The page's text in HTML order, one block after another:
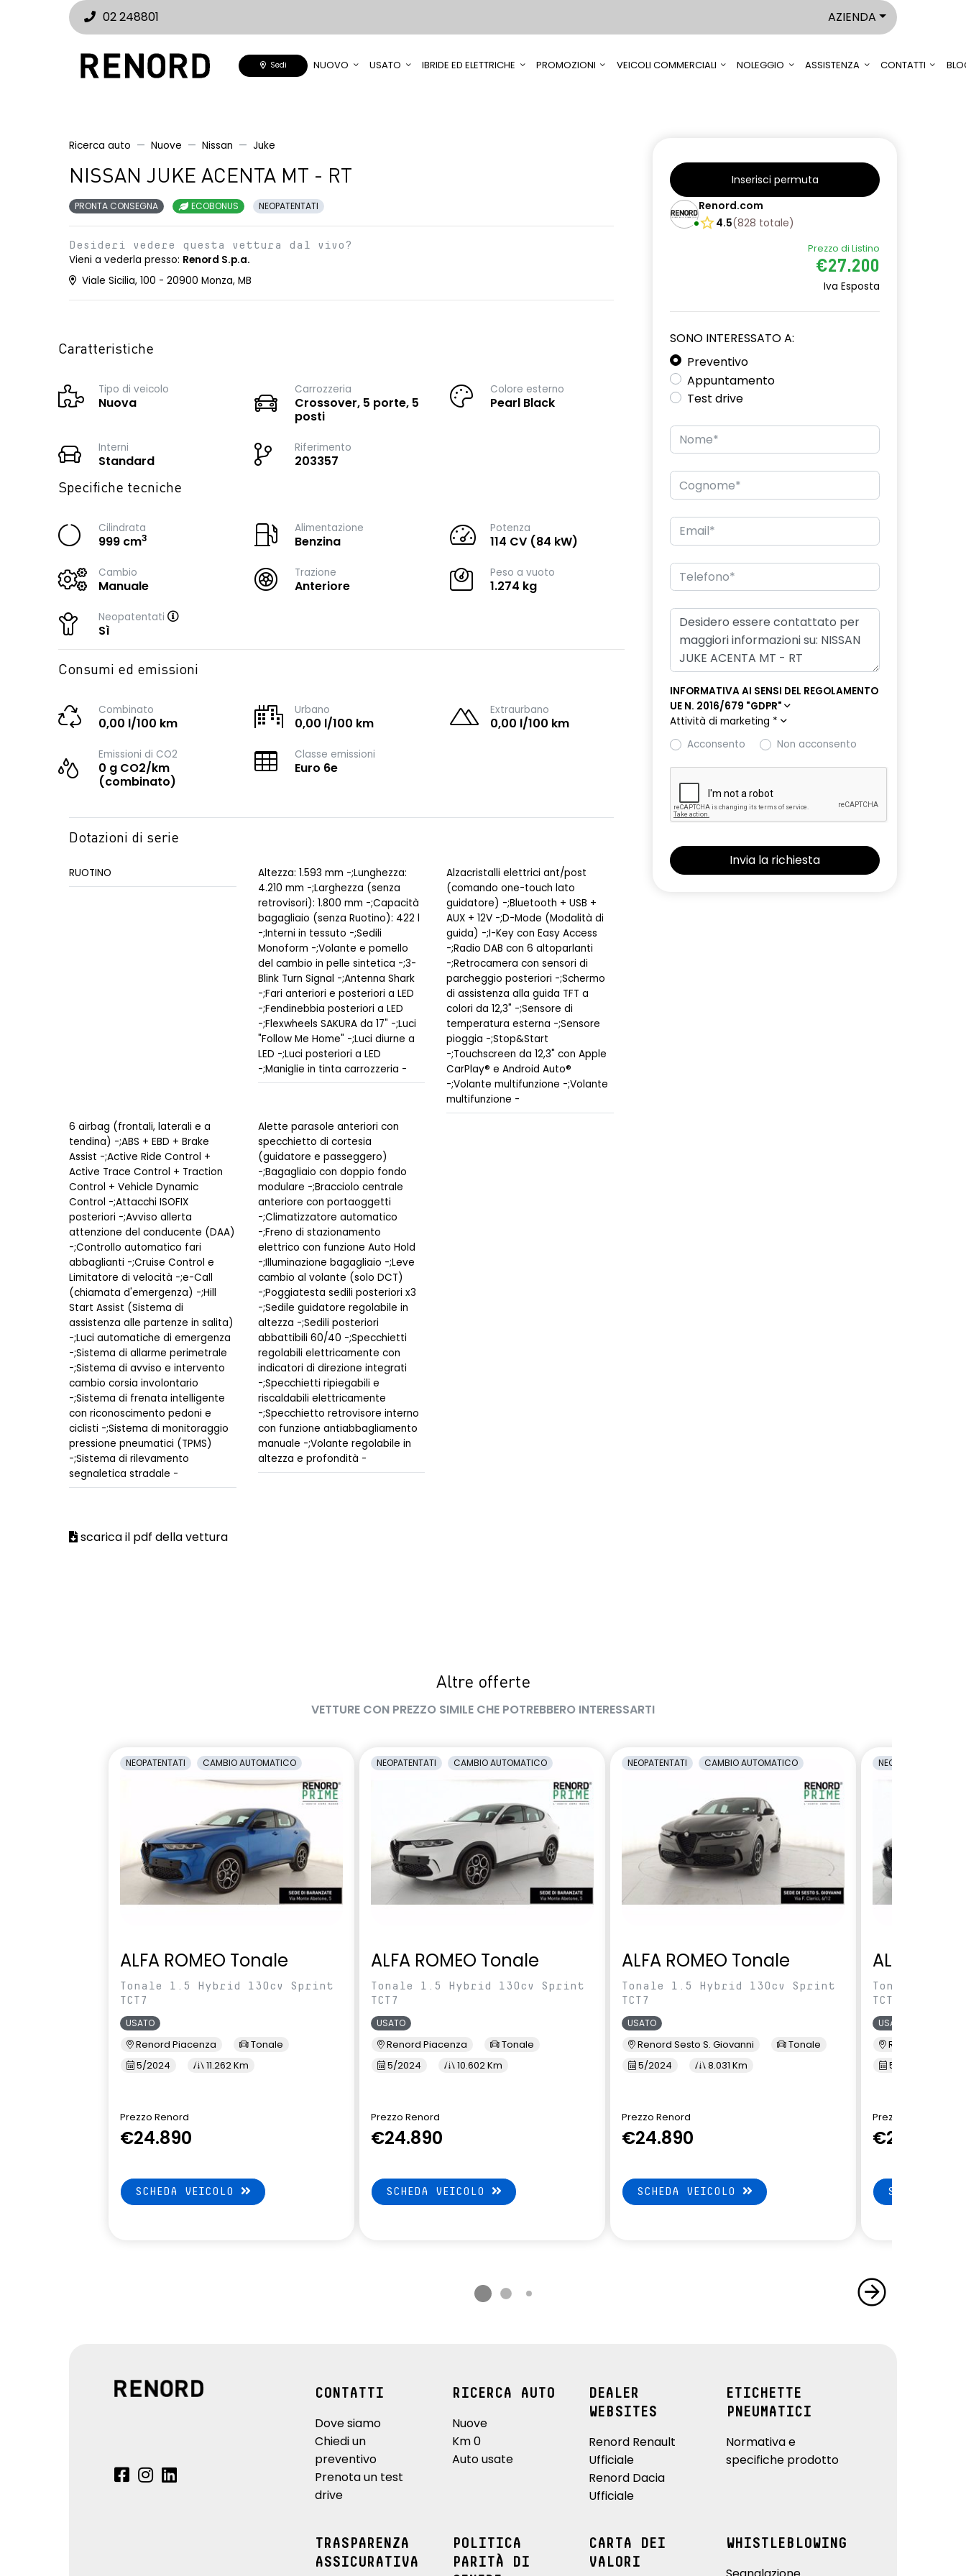
02 248801 AZIENDA
Sedi NUOVO USATO IBRIDE ED ELETTRICHE PROMOZIONI VEICOLI COMMERCIALI NOLEGGIO ASSISTENZA CONTATTI
Ricerca auto Nuove Nissan Juke
NISSAN JUKE ACENTA MT - RT
PRONTA CONSEGNA ECOBONUS NEOPATENTATI
Desideri vedere questa vettura dal vivo?
Vieni a vederla presso: Renord S.p.a.
Viale Sicilia, 100 - 20900 Monza, MB
Caratteristiche
Tipo di veicolo
Nuova
Carrozzeria
Crossover, 5 porte, 5
posti
Colore esterno
Pearl Black
Interni
Standard
Riferimento
203357
Specifiche tecniche
Cilindrata
999 cm3
Alimentazione
Benzina
Potenza
114 CV (84 kW)
Cambio
Manuale
Trazione
Anteriore
Peso a vuoto
1.274 kg
Neopatentati
Sì
Consumi ed emissioni
Combinato
0,00 l/100 km
Urbano
0,00 l/100 km
Extraurbano
0,00 l/100 km
Emissioni di CO2
0 g CO2/km
(combinato)
Classe emissioni
Euro 6e
Dotazioni di serie
RUOTINO
Altezza: 1.593 mm -;Lunghezza:
4.210 mm -;Larghezza (senza
retrovisori): 1.800 mm -;Capacità
bagagliaio (senza Ruotino): 422 l
-;Interni in tessuto -;Sedili
Monoform -;Volante e pomello
del cambio in pelle sintetica -;3-
Blink Turn Signal -;Antenna Shark
-;Fari anteriori e posteriori a LED
-;Fendinebbia posteriori a LED
-;Flexwheels SAKURA da 17" -;Luci
"Follow Me Home" -;Luci diurne a
LED -;Luci posteriori a LED
-;Maniglie in tinta carrozzeria -
Alzacristalli elettrici ant/post
(comando one-touch lato
guidatore) -;Bluetooth + USB +
AUX + 12V -;D-Mode (Modalità di
guida) -;I-Key con Easy Access
-;Radio DAB con 6 altoparlanti
-;Retrocamera con sensori di
parcheggio posteriori -;Schermo
di assistenza alla guida TFT a
colori da 12,3" -;Sensore di
temperatura esterna -;Sensore
pioggia -;Stop&Start
-;Touchscreen da 12,3" con Apple
CarPlay® e Android Auto®
-;Volante multifunzione -;Volante
multifunzione -
6 airbag (frontali, laterali e a
tendina) -;ABS + EBD + Brake
Assist -;Active Ride Control +
Active Trace Control + Traction
Control + Vehicle Dynamic
Control -;Attacchi ISOFIX
posteriori -;Avviso allerta
attenzione del conducente (DAA)
-;Controllo automatico fari
abbaglianti -;Cruise Control e
Limitatore di velocità -;e-Call
(chiamata d'emergenza) -;Hill
Start Assist (Sistema di
assistenza alle partenze in salita)
-;Luci automatiche di emergenza
-;Sistema di allarme perimetrale
-;Sistema di avviso e intervento
cambio corsia involontario
-;Sistema di frenata intelligente
con riconoscimento pedoni e
ciclisti -;Sistema di monitoraggio
pressione pneumatici (TPMS)
-;Sistema di rilevamento
segnaletica stradale -
Alette parasole anteriori con
specchietto di cortesia
(guidatore e passeggero)
-;Bagagliaio con doppio fondo
modulare -;Bracciolo centrale
anteriore con portaoggetti
-;Climatizzatore automatico
-;Freno di stazionamento
elettrico con funzione Auto Hold
-;Illuminazione bagagliaio -;Leve
cambio al volante (solo DCT)
-;Poggiatesta sedili posteriori x3
-;Sedile guidatore regolabile in
altezza -;Sedili posteriori
abbattibili 60/40 -;Specchietti
regolabili elettricamente con
indicatori di direzione integrati
-;Specchietti ripiegabili e
riscaldabili elettricamente
-;Specchietto retrovisore interno
con funzione antiabbagliamento
manuale -;Volante regolabile in
altezza e profondità -
scarica il pdf della vettura
Inserisci permuta
Renord.com
4.5(828 totale)
Prezzo di Listino
€27.200
Iva Esposta
SONO INTERESSATO A:
Preventivo
Appuntamento
Test drive
INFORMATIVA AI SENSI DEL REGOLAMENTO
UE N. 2016/679 "GDPR"
Attività di marketing *
Acconsento
Non acconsento
Altre offerte
VETTURE CON PREZZO SIMILE CHE POTREBBERO INTERESSARTI
NEOPATENTATI CAMBIO AUTOMATICO
ALFA ROMEO Tonale
Tonale 1.5 Hybrid 130cv Sprint
TCT7
USATO
Renord Piacenza
Tonale
5/2024
11.262 Km
Prezzo Renord
€24.890
SCHEDA VEICOLO
NEOPATENTATI CAMBIO AUTOMATICO
ALFA ROMEO Tonale
Tonale 1.5 Hybrid 130cv Sprint
TCT7
USATO
Renord Piacenza
Tonale
5/2024
10.602 Km
Prezzo Renord
€24.890
SCHEDA VEICOLO
NEOPATENTATI CAMBIO AUTOMATICO
ALFA ROMEO Tonale
Tonale 1.5 Hybrid 130cv Sprint
TCT7
USATO
Renord Sesto S. Giovanni
Tonale
5/2024
8.031 Km
Prezzo Renord
€24.890
SCHEDA VEICOLO
NEOPATENTATI
ALFA
Tonale 1.5
TCT7
USATO
Renord
5/2024
Prezzo Renord
€24.890
SCHEDA
CONTATTI
Dove siamo
Chiedi un
preventivo
Prenota un test
drive
RICERCA AUTO
Nuove
Km 0
Auto usate
DEALER
WEBSITES
Renord Renault
Ufficiale
Renord Dacia
Ufficiale
ETICHETTE
PNEUMATICI
Normativa e
specifiche prodotto
TRASPARENZA
ASSICURATIVA
POLITICA
PARITÀ DI
CARTA DEI
VALORI
WHISTLEBLOWING